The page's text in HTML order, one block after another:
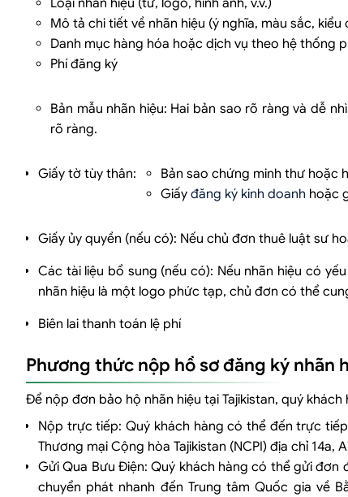
Loại nhãn hiệu (từ, logo, hình ảnh, v.v.)
Mô tả chi tiết về nhãn hiệu (ý nghĩa, màu sắc, kiểu
Danh mục hàng hóa hoặc dịch vụ theo hệ thống
Phí đăng ký
Bản mẫu nhãn hiệu: Hai bản sao rõ ràng và dễ
rõ ràng.
Giấy tờ tùy thân:
Bản sao chứng minh thư hoặc
Giấy đăng ký kinh doanh hoặc
Giấy ủy quyền (nếu có): Nếu chủ đơn thuê luật sư
Các tài liệu bổ sung (nếu có): Nếu nhãn hiệu có
nhãn hiệu là một logo phức tạp, chủ đơn có thể
Biên lai thanh toán lệ phí
Phương thức nộp hồ sơ đăng ký nhãn
Để nộp đơn bảo hộ nhãn hiệu tại Tajikistan, quý
Nộp trực tiếp: Quý khách hàng có thể đến trực
Thương mại Cộng hòa Tajikistan (NCPI) địa chỉ
Gửi Qua Bưu Điện: Quý khách hàng có thể gửi
chuyển phát nhanh đến Trung tâm Quốc gia về